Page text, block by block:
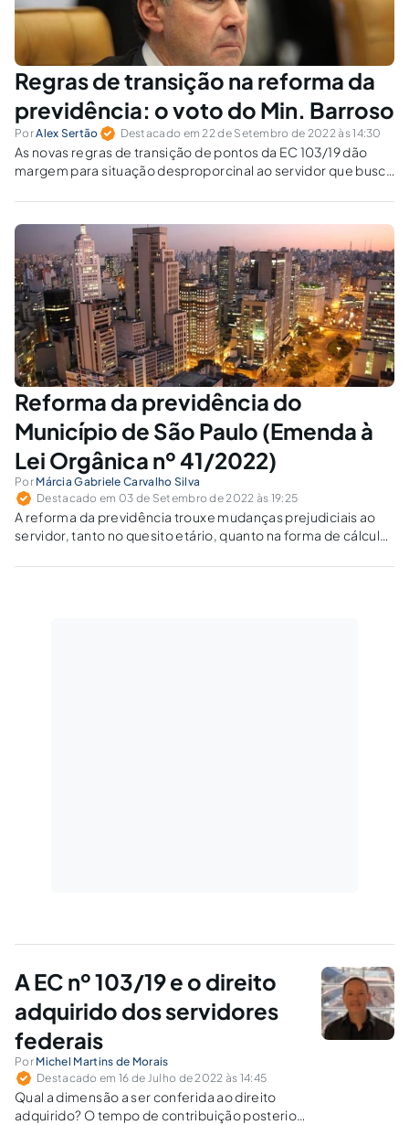
Regras de transição na reforma da
previdência: o voto do Min. Barroso
PorAlex Sertão Destacado em 22 de Setembro de 2022 às 14:30
As novas regras de transição de pontos da EC 103/19 dão
margem para situação desproporcinal ao servidor que busca
Reforma da previdência do
Município de São Paulo (Emenda à
Lei Orgânica nº 41/2022)
Por Márcia Gabriele Carvalho Silva
Destacado em 03 de Setembro de 2022 às 19:25
A reforma da previdência trouxe mudanças prejudiciais ao
servidor, tanto no quesito etário, quanto na forma de cálculo
A EC nº 103/19 e o direito
adquirido dos servidores
federais
Por Michel Martins de Morais
Destacado em 16 de Julho de 2022 às 14:45
Qual a dimensão a ser conferida ao direito
adquirido? O tempo de contribuição posterior